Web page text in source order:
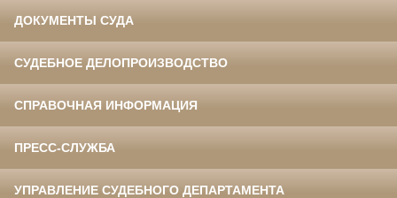
ДОКУМЕНТЫ СУДА
СУДЕБНОЕ ДЕЛОПРОИЗВОДСТВО
СПРАВОЧНАЯ ИНФОРМАЦИЯ
ПРЕСС-СЛУЖБА
УПРАВЛЕНИЕ СУДЕБНОГО ДЕПАРТАМЕНТА